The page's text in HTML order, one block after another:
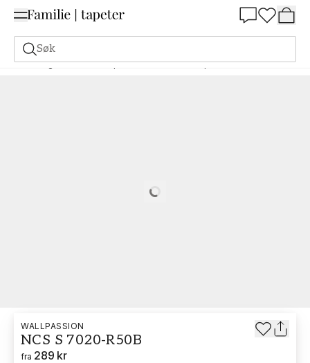
Søk
Maling Bestill basert på NCS Bestill basert på NCS 7020-R50B
Loading…
WALLPASSION
NCS S 7020-R50B
fra 289 kr